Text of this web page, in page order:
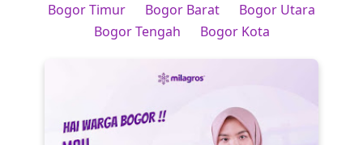
Bogor Timur Bogor Barat
Bogor Utara
Bogor Tengah
Bogor Kota